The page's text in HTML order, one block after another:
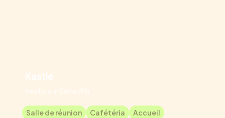
Kastle
Neuilly-sur-Seine (92)
Salle de réunion Cafétéria Accueil